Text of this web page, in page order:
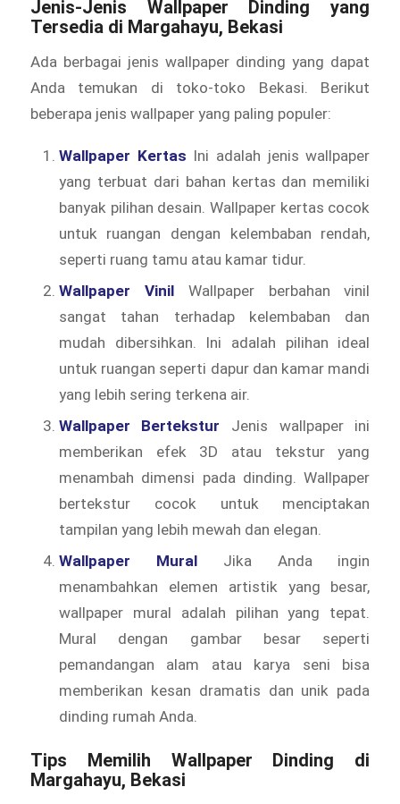
Jenis-Jenis Wallpaper Dinding yang
Tersedia di Margahayu, Bekasi
Ada berbagai jenis wallpaper dinding yang dapat
Anda temukan di toko-toko Bekasi. Berikut
beberapa jenis wallpaper yang paling populer:
Wallpaper Kertas Ini adalah jenis wallpaper
yang terbuat dari bahan kertas dan memiliki
banyak pilihan desain. Wallpaper kertas cocok
untuk ruangan dengan kelembaban rendah,
seperti ruang tamu atau kamar tidur.
Wallpaper VinilWallpaper berbahan vinil
sangat tahan terhadap kelembaban dan
mudah dibersihkan. Ini adalah pilihan ideal
untuk ruangan seperti dapur dan kamar mandi
yang lebih sering terkena air.
Wallpaper Bertekstur Jenis wallpaper ini
memberikan efek 3D atau tekstur yang
menambah dimensi pada dinding. Wallpaper
bertekstur cocok untuk menciptakan
tampilan yang lebih mewah dan elegan.
Wallpaper MuralJika Anda ingin
menambahkan elemen artistik yang besar,
wallpaper mural adalah pilihan yang tepat.
Mural dengan gambar besar seperti
pemandangan alam atau karya seni bisa
memberikan kesan dramatis dan unik pada
dinding rumah Anda.
Tips Memilih Wallpaper Dinding di
Margahayu, Bekasi